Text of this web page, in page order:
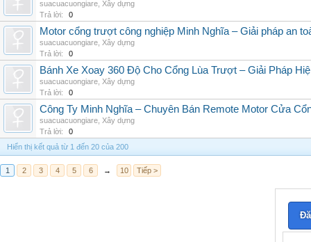
suacuacuongiare Xây dựng
Trả lời:
0
Motor cổng trượt công nghiệp Minh Nghĩa – Giải pháp an
suacuacuongiare Xây dựng
Trả lời:
0
Bánh Xe Xoay 360 Độ Cho Cổng Lùa Trượt – Giải Pháp
suacuacuongiare Xây dựng
Trả lời:
0
Công Ty Minh Nghĩa – Chuyên Bán Remote Motor Cửa
suacuacuongiare Xây dựng
Trả lời:
0
Hiển thị kết quả từ 1 đến 20 của 200
1 2 3 4 5 6 → 10 Tiếp >